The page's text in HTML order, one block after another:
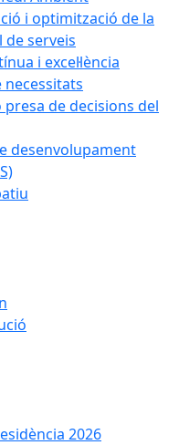
i optimització de la
de serveis
i excel·lència
necessitats
presa de decisions del
desenvolupament
2026